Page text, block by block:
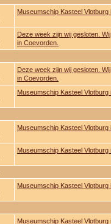
Museumschip Kasteel Vlotburg
Deze week zijn wij gesloten.
in Coevorden.
Deze week zijn wij gesloten.
in Coevorden.
Museumschip Kasteel Vlotburg
Museumschip Kasteel Vlotburg
Museumschip Kasteel Vlotburg
Museumschip Kasteel Vlotburg
Museumschip Kasteel Vlotburg